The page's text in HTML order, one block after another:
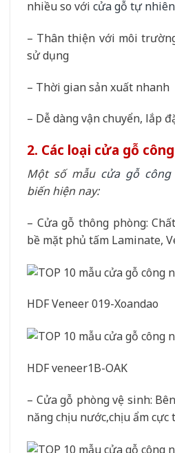
nhiều so với cửa gỗ tự nhiên
– Thân thiện với môi
sử dụng
– Thời gian sản xuất nhanh
– Dễ dàng vận chuyển, lắp
2. Các loại cửa gỗ
Một số mẫu cửa gỗ công
biến hiện nay:
– Cửa gỗ thông phòng:
bề mặt phủ tấm Laminate,
HDF Veneer 019-Xoandao
HDF veneer1B-OAK
– Cửa gỗ phòng vệ sinh:
năng chịu nước,chịu ẩm cực